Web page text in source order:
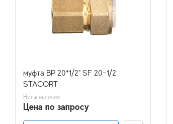
муфта ВР 20*1/2" SF 20-1/2
STACORT
Нет в наличии
Цена по запросу